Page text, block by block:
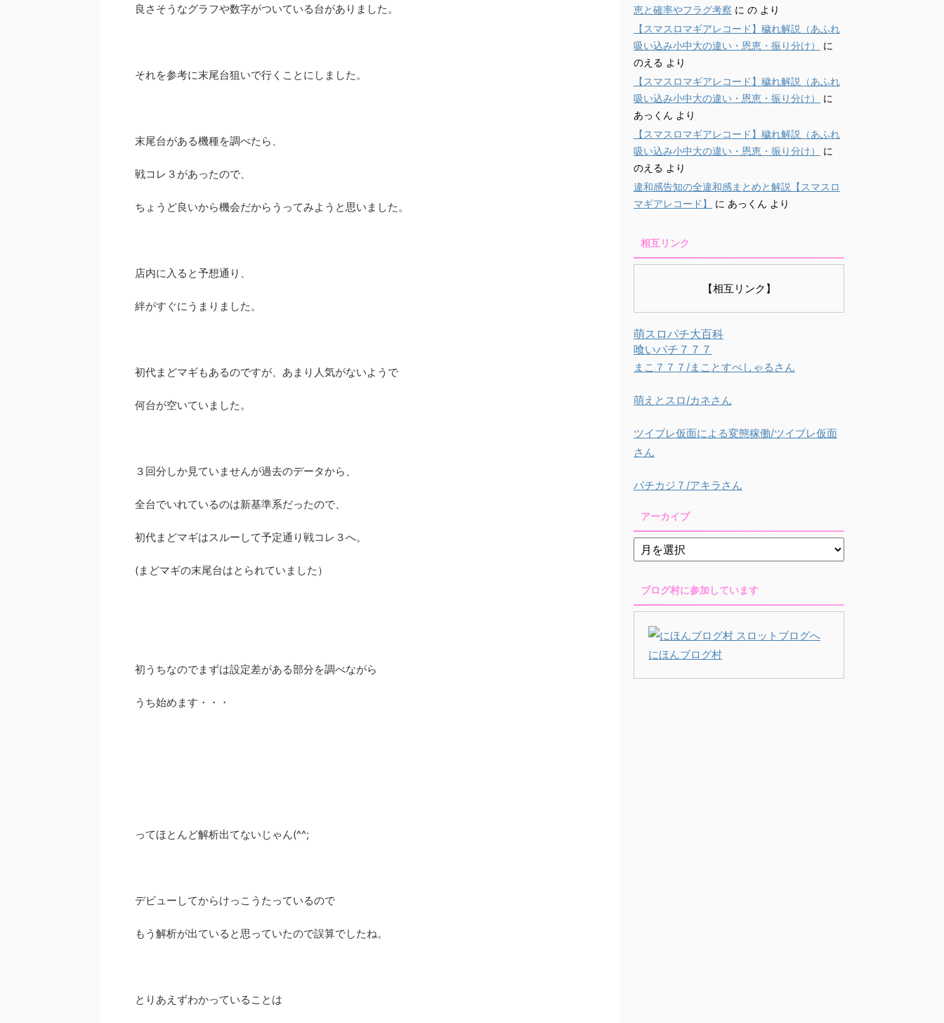
良さそうなグラフや数字がついている台がありました。
それを参考に末尾台狙いで行くことにしました。
末尾台がある機種を調べたら、
戦コレ３があったので、
ちょうど良いから機会だからうってみようと思いました。
店内に入ると予想通り、
絆がすぐにうまりました。
初代まどマギもあるのですが、あまり人気がないようで
何台が空いていました。
３回分しか見ていませんが過去のデータから、
全台でいれているのは新基準系だったので、
初代まどマギはスルーして予定通り戦コレ３へ。
(まどマギの末尾台はとられていました）
初うちなのでまずは設定差がある部分を調べながら
うち始めます・・・
ってほとんど解析出てないじゃん(^^;
デビューしてからけっこうたっているので
もう解析が出ていると思っていたので誤算でしたね。
とりあえずわかっていることは
恵と確率やフラグ考察 に の より
【スマスロマギアレコード】穢れ解説（あふれ
吸い込み小中大の違い・恩恵・振り分け）
に
のえる より
【スマスロマギアレコード】穢れ解説（あふれ
吸い込み小中大の違い・恩恵・振り分け）
に
あっくん より
【スマスロマギアレコード】穢れ解説（あふれ
吸い込み小中大の違い・恩恵・振り分け）
に
のえる より
違和感告知の全違和感まとめと解説【スマスロ
マギアレコード】
に あっくん より
相互リンク
【相互リンク】
萌スロパチ大百科
喰いパチ７７７
まこ７７７/まことすぺしゃるさん
萌えとスロ/カネさん
ツイブレ仮面による変態稼働/ツイブレ仮面
さん
パチカジ７/アキラさん
アーカイブ
ブログ村に参加しています
にほんブログ村